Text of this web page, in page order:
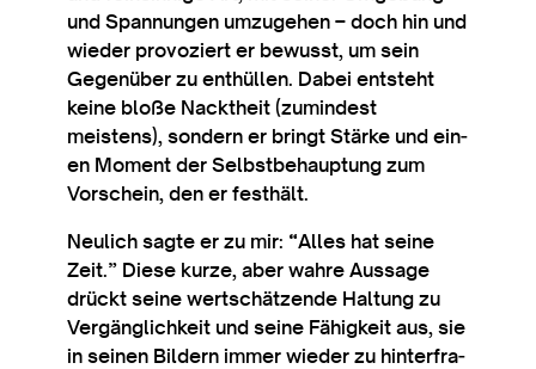
und Span­nun­gen umzuge­hen – doch hin und
wieder pro­voziert er bewusst, um sein
Gegenüber zu enthüllen. Dabei entsteht
keine bloße Nack­theit (zumind­est
meistens), son­dern er bringt Stärke und ein­
en Moment der Selb­st­be­haup­tung zum
Vorschein, den er festhält.
Neu­lich sagte er zu mir: “Alles hat seine
Zeit.” Diese kur­ze, aber wahre Aus­sage
drückt seine wertschätzende Hal­tung zu
Ver­gäng­lich­keit und seine Fähigkeit aus, sie
in sein­en Bildern immer wieder zu hin­ter­fra­